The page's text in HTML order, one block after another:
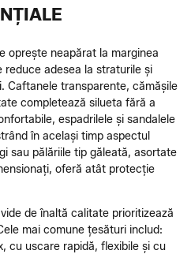
oprește neapărat la marginea
reduce adesea la straturile și
Caftanele transparente, cămășile
completează silueta fără a
espadrilele și sandalele
în același timp aspectul
sau pălăriile tip găleată, asortate
oferă atât protecție
de înaltă calitate prioritizează
mai comune țesături includ:
cu uscare rapidă, flexibile și cu